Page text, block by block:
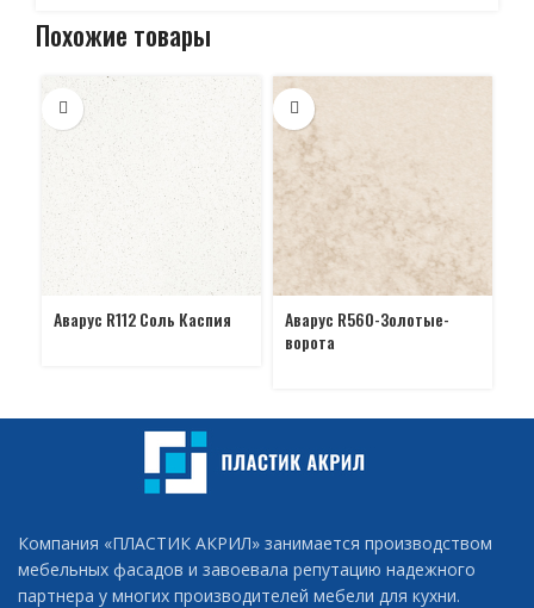
Похожие товары
Аварус R112 Соль Каспия
Аварус R560-Золотые-
ворота
Компания «ПЛАСТИК АКРИЛ» занимается производством
мебельных фасадов и завоевала репутацию надежного
партнера у многих производителей мебели для кухни.